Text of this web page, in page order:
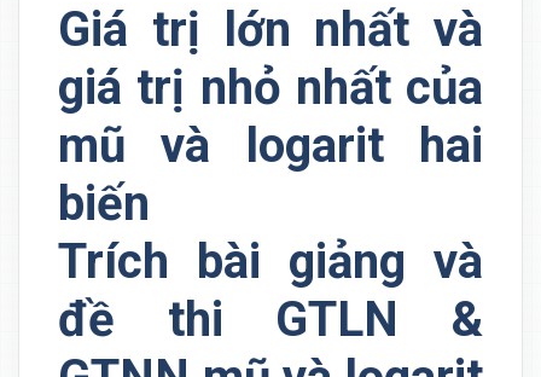
Giá trị lớn nhất và
giá trị nhỏ nhất của
mũ và logarit hai
biến
Trích bài giảng và
đề thi GTLN &